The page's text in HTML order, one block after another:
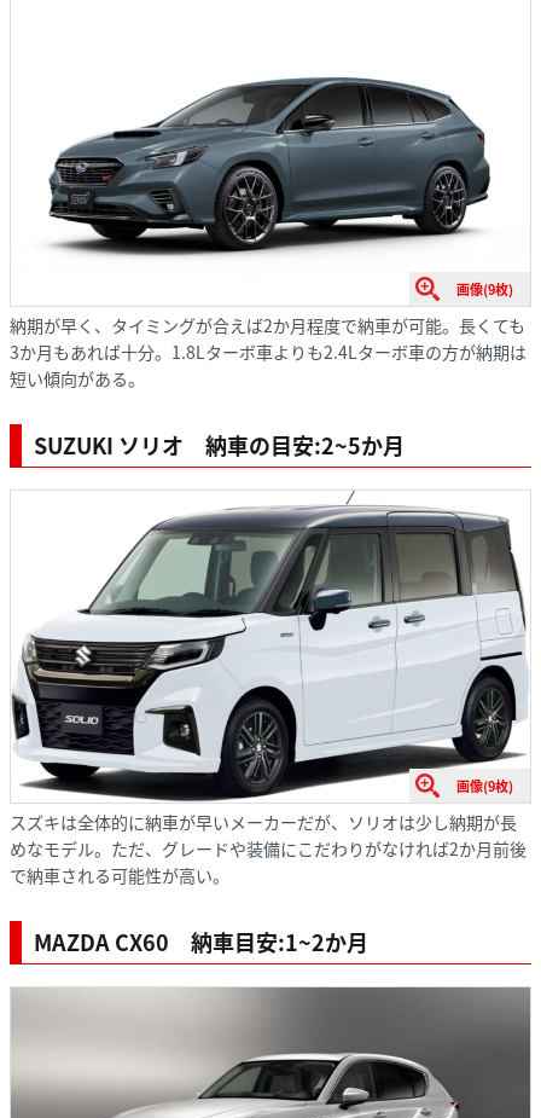
画像(9枚)
納期が早く、タイミングが合えば2か月程度で納車が可能。長くても
3か月もあれば十分。1.8Lターボ車よりも2.4Lターボ車の方が納期は
短い傾向がある。
SUZUKI ソリオ 納車の目安:2~5か月
画像(9枚)
スズキは全体的に納車が早いメーカーだが、ソリオは少し納期が長
めなモデル。ただ、グレードや装備にこだわりがなければ2か月前後
で納車される可能性が高い。
MAZDA CX60 納車目安:1~2か月